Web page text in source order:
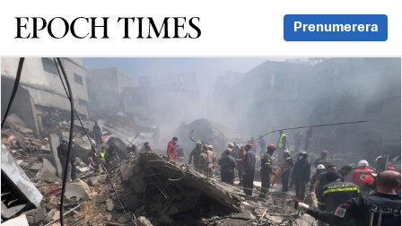
Svenska Epoch Times Prenumerera